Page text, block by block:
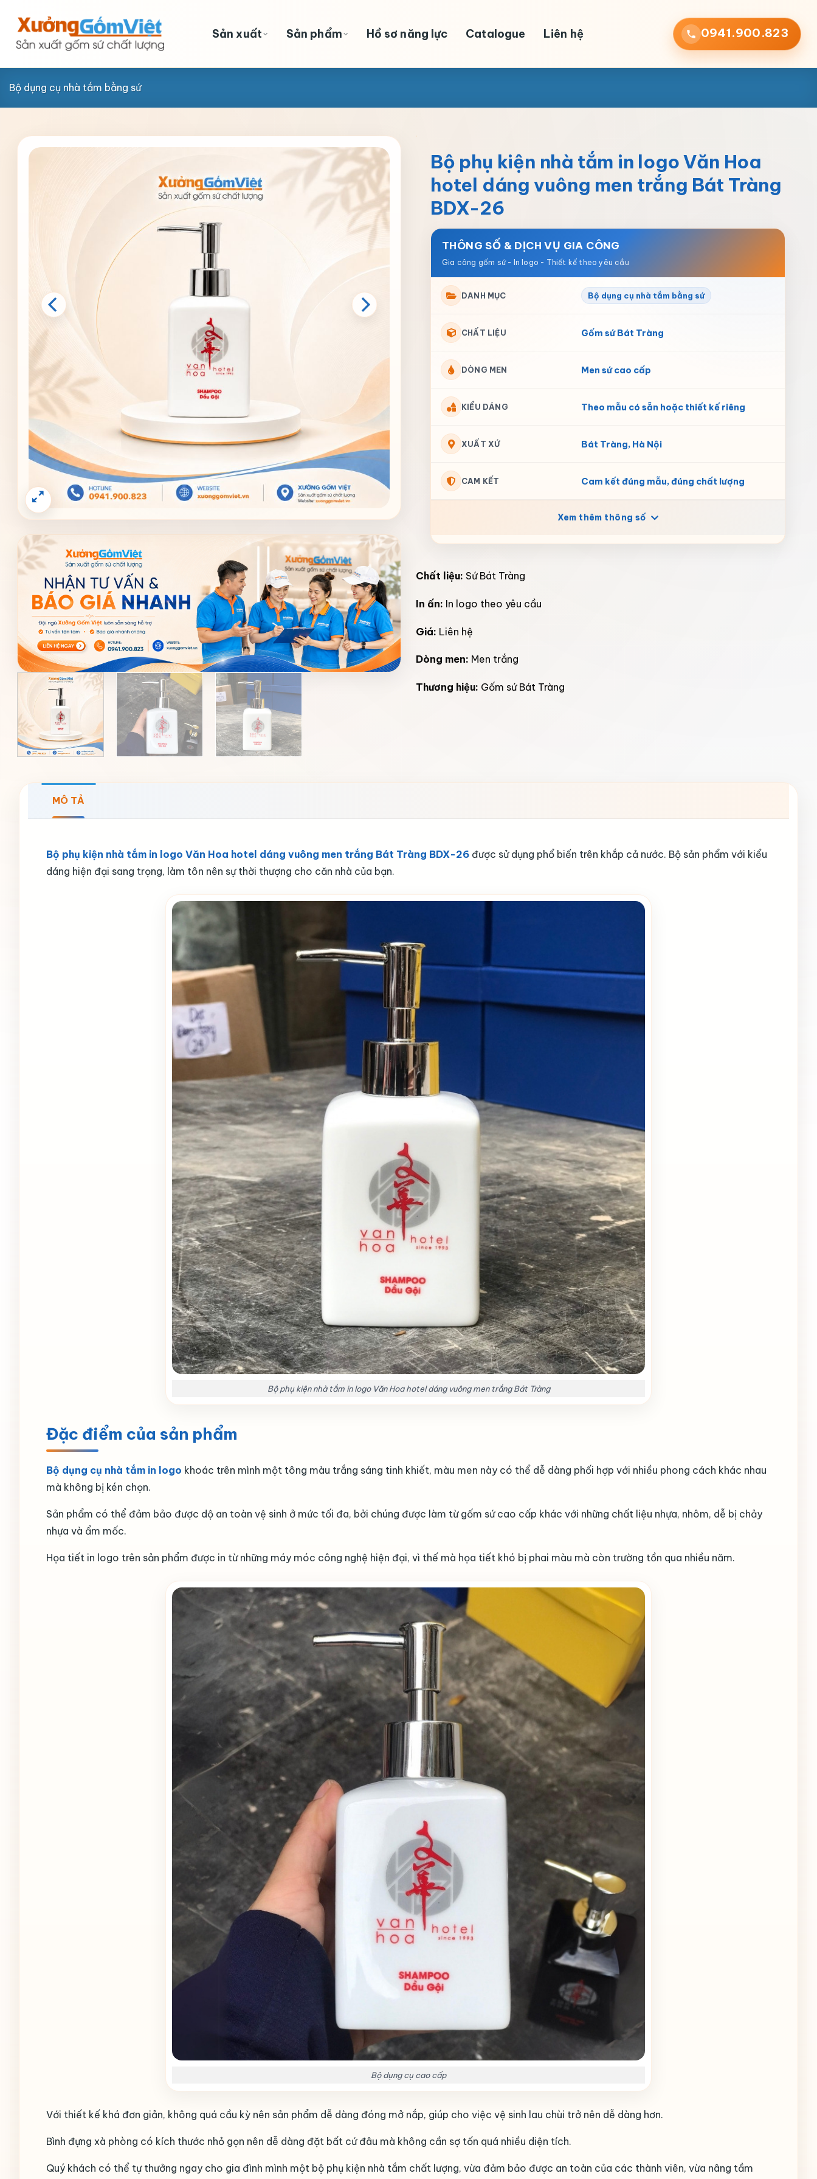
content
Sản xuất Sản phẩm Hồ sơ năng lực Catalogue Liên hệ 0941.900.823
Bộ dụng cụ nhà tắm bằng sứ
Bộ phụ kiện nhà tắm in logo Văn Hoa
hotel dáng vuông men trắng Bát Tràng
BDX-26
THÔNG SỐ & DỊCH VỤ GIA CÔNG
DANH MỤC Bộ dụng cụ nhà tắm bằng sứ
CHẤT LIỆU Gốm sứ Bát Tràng
DÒNG MEN Men sứ cao cấp
KIỂU DÁNG Theo mẫu có sẵn hoặc thiết kế riêng
XUẤT XỨ Bát Tràng, Hà Nội
CAM KẾT Cam kết đúng mẫu, đúng chất lượng
Xem thêm thông số
Chất liệu: Sứ Bát Tràng
In ấn: In logo theo yêu cầu
Giá: Liên hệ
Dòng men: Men trắng
Thương hiệu: Gốm sứ Bát Tràng
MÔ TẢ
Bộ phụ kiện nhà tắm in logo Văn Hoa hotel dáng vuông men trắng Bát Tràng BDX-26 được sử dụng phổ biến trên khắp cả nước. Bộ sản phẩm với kiểu
dáng hiện đại sang trọng, làm tôn nên sự thời thượng cho căn nhà của bạn.
Bộ phụ kiện nhà tắm in logo Văn Hoa hotel dáng vuông men trắng Bát Tràng
Đặc điểm của sản phẩm
Bộ dụng cụ nhà tắm in logo khoác trên mình một tông màu trắng sáng tinh khiết, màu men này có thể dễ dàng phối hợp với nhiều phong cách khác nhau
mà không bị kén chọn.
Sản phẩm có thể đảm bảo được dộ an toàn vệ sinh ở mức tối đa, bởi chúng được làm từ gốm sứ cao cấp khác với những chất liệu nhựa, nhôm, dễ bị chảy
nhựa và ẩm mốc.
Họa tiết in logo trên sản phẩm được in từ những máy móc công nghệ hiện đại, vì thế mà họa tiết khó bị phai màu mà còn trường tồn qua nhiều năm.
Bộ dụng cụ cao cấp
Với thiết kế khá đơn giản, không quá cầu kỳ nên sản phẩm dễ dàng đóng mở nắp, giúp cho việc vệ sinh lau chùi trở nên dễ dàng hơn.
Bình đựng xà phòng có kích thước nhỏ gọn nên dễ dàng đặt bất cứ đâu mà không cần sợ tốn quá nhiều diện tích.
Quý khách có thể tự thưởng ngay cho gia đình mình một bộ phụ kiện nhà tắm chất lượng, vừa đảm bảo được an toàn của các thành viên, vừa nâng tầm